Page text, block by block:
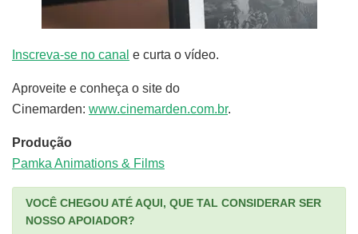
Inscreva-se no canal e curta o vídeo.
Aproveite e conheça o site do
Cinemarden: www.cinemarden.com.br.
Produção
Pamka Animations & Films
VOCÊ CHEGOU ATÉ AQUI, QUE TAL CONSIDERAR SER
NOSSO APOIADOR?